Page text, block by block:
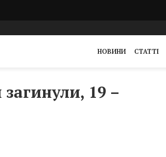
НОВИНИ СТАТТІ
19 –